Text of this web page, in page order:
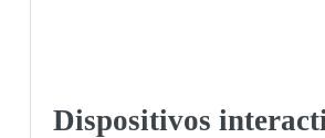
Dispositivos